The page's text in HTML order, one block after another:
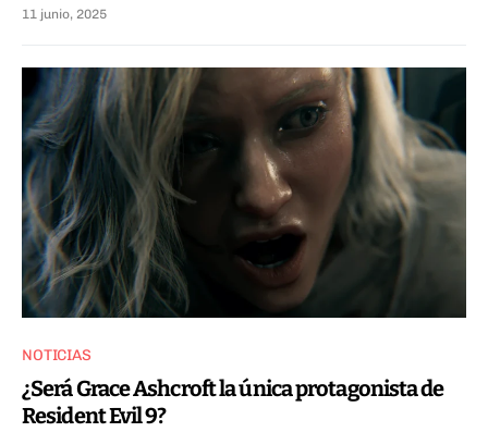
11 junio, 2025
NOTICIAS
¿Será Grace Ashcroft la única protagonista de
Resident Evil 9?